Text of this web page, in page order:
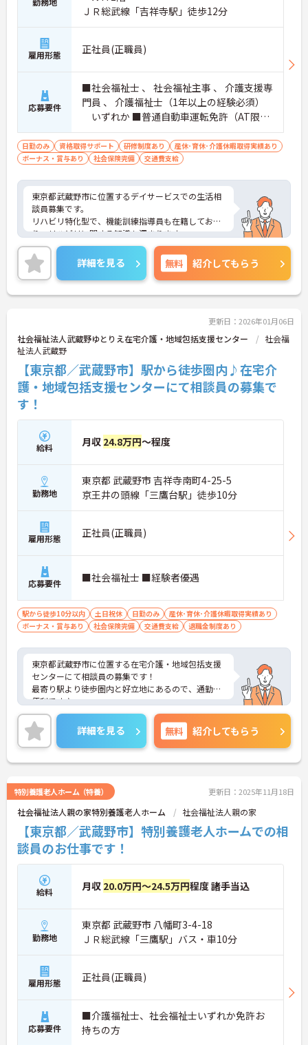
ＪＲ総武線「吉祥寺駅」徒歩12分
雇用形態 正社員(正職員)
応募要件
■社会福祉士 、 社会福祉主事 、 介護支援専
門員 、 介護福祉士（1年以上の経験必須）
いずれか ■普通自動車運転免許（AT限定
可）
日勤のみ 資格取得サポート 研修制度あり
産休･育休･介護休暇取得実績あり
ボーナス・賞与あり
社会保険完備 交通費支給
東京都武蔵野市に位置するデイサービスでの生活相
談員募集です。
リハビリ特化型で、機能訓練指導員も在籍してお
り、リハビリに関する知識も深まります。
日曜固定休み、日勤帯のみの勤務なので、家庭との
両立がしやすい職場です。
ご興味のある方には、面接対策ポイントなど、さら
に詳細をお話しいたしますのでお気軽にご相談くだ
さい！
詳細を見る 無料 紹介してもらう
更新日：2026年01月06日
社会福祉法人武蔵野ゆとりえ在宅介護・地域包括支援センター
社会福
祉法人武蔵野
【東京都／武蔵野市】駅から徒歩圏内♪在宅介
護・地域包括支援センターにて相談員の募集で
す！
給料 月収 24.8万円～程度
勤務地
東京都 武蔵野市 吉祥寺南町4-25-5
京王井の頭線「三鷹台駅」徒歩10分
雇用形態 正社員(正職員)
応募要件 ■社会福祉士 ■経験者優遇
駅から徒歩10分以内 土日祝休 日勤のみ
産休･育休･介護休暇取得実績あり
ボーナス・賞与あり
社会保険完備 交通費支給 退職金制度あり
東京都武蔵野市に位置する在宅介護・地域包括支援
センターにて相談員の募集です！
最寄り駅より徒歩圏内と好立地にあるので、通勤に
便利です♪
年間休日も124日としっかりお休みも取得出来るの
で、ワークライフバランスを大切にしたい方にオス
スメです◎
ご興味のある方は、マイナビ介護職までお問い合わ
せください。
詳細を見る 無料 紹介してもらう
特別養護老人ホーム（特養） 更新日：2025年11月18日
社会福祉法人親の家特別養護老人ホーム 社会福祉法人親の家
【東京都／武蔵野市】特別養護老人ホームでの相
談員のお仕事です！
給料 月収 20.0万円～24.5万円程度 諸手当込
勤務地
東京都 武蔵野市 八幡町3-4-18
ＪＲ総武線「三鷹駅」バス・車10分
雇用形態 正社員(正職員)
応募要件
■介護福祉士、社会福祉士いずれか免許お
持ちの方